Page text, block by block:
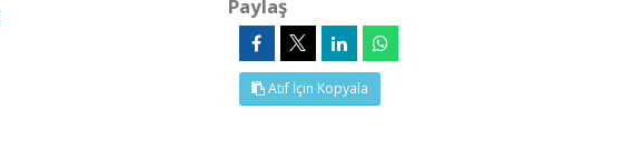
Paylaş
Atıf İçin Kopyala